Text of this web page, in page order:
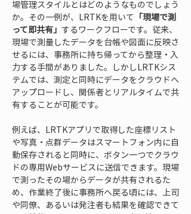
場管理スタイルとはどのようなものでしょう
か。その一例が、LRTKを用いて 「現場で測
って即共有」 するワークフローです。従来、
現場で測量したデータを台帳や図面に反映さ
せるには、事務所に持ち帰ってから整理・入
力する手間がありました。しかしLRTKシス
テムでは、測定と同時にデータをクラウドへ
アップロードし、関係者とリアルタイムで共
有することが可能です。
例えば、LRTKアプリで取得した座標リスト
や写真・点群データはスマートフォン内に自
動保存されると同時に、ボタン一つでクラウ
ドの専用Webサービスに送信できます。現場
で測ったその場からデータが共有されるた
め、作業終了後に事務所へ戻る頃には、上司
や同僚、あるいは発注者も結果を確認できて